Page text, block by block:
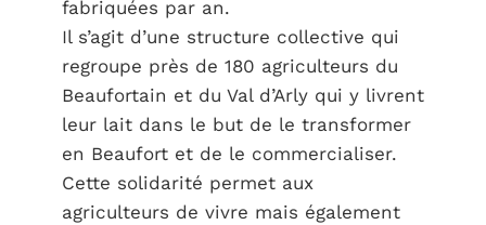
fabriquées par an.
Il s’agit d’une structure collective qui
regroupe près de 180 agriculteurs du
Beaufortain et du Val d’Arly qui y livrent
leur lait dans le but de le transformer
en Beaufort et de le commercialiser.
Cette solidarité permet aux
agriculteurs de vivre mais également